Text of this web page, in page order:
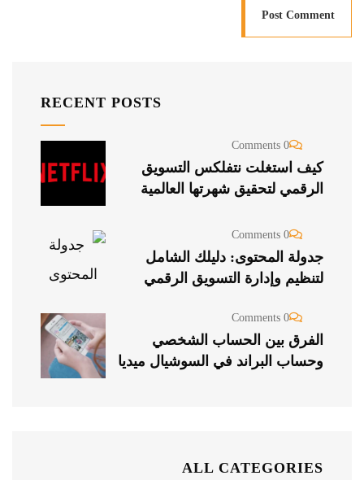
RECENT POSTS
0 Comments
كيف استغلت نتفلكس التسويق
الرقمي لتحقيق شهرتها العالمية
0 Comments
جدولة المحتوى: دليلك الشامل
لتنظيم وإدارة التسويق الرقمي
0 Comments
الفرق بين الحساب الشخصي
وحساب البراند في السوشيال ميديا
ALL CATEGORIES